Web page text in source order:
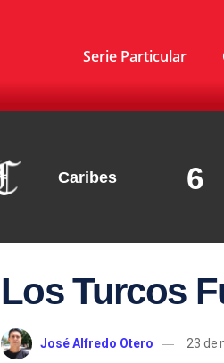
Serie Particular
Caribes 6
Los Turcos
José Alfredo Otero 23 de